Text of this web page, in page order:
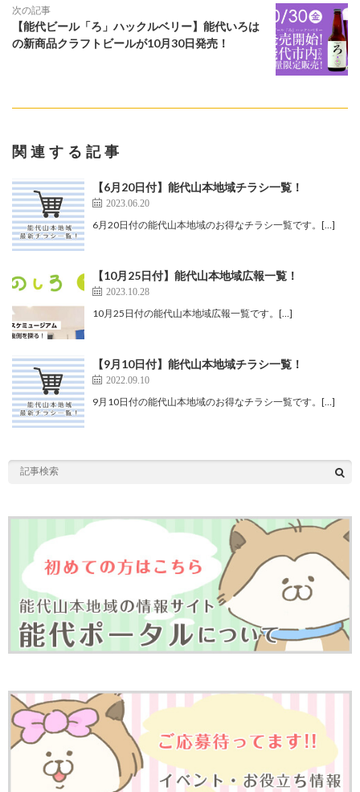
次の記事
【能代ビール「ろ」ハックルベリー】能代いろは
の新商品クラフトビールが10月30日発売！
関連する記事
【6月20日付】能代山本地域チラシ一覧！
2023.06.20
6月20日付の能代山本地域のお得なチラシ一覧です。[…]
【10月25日付】能代山本地域広報一覧！
2023.10.28
10月25日付の能代山本地域広報一覧です。[…]
【9月10日付】能代山本地域チラシ一覧！
2022.09.10
9月10日付の能代山本地域のお得なチラシ一覧です。[…]